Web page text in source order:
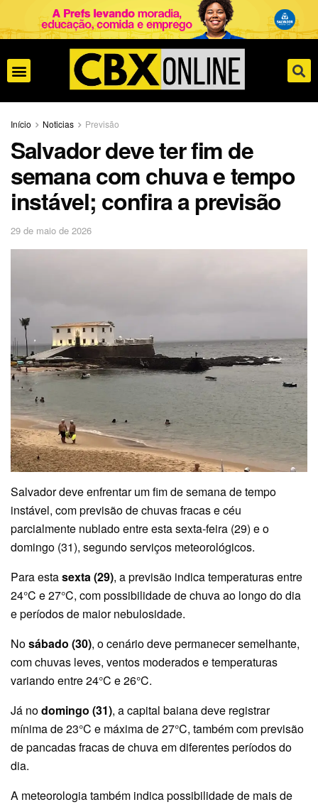
Início Noticias Previsão
Salvador deve ter fim de
semana com chuva e tempo
instável; confira a previsão
29 de maio de 2026
Salvador deve enfrentar um fim de semana de tempo
instável, com previsão de chuvas fracas e céu
parcialmente nublado entre esta sexta-feira (29) e o
domingo (31), segundo serviços meteorológicos.
Para estasexta (29), a previsão indica temperaturas entre
24°C e 27°C, com possibilidade de chuva ao longo do dia
e períodos de maior nebulosidade.
Nosábado (30), o cenário deve permanecer semelhante,
com chuvas leves, ventos moderados e temperaturas
variando entre 24°C e 26°C.
Já nodomingo (31), a capital baiana deve registrar
mínima de 23°C e máxima de 27°C, também com previsão
de pancadas fracas de chuva em diferentes períodos do
dia.
A meteorologia também indica possibilidade de mais de